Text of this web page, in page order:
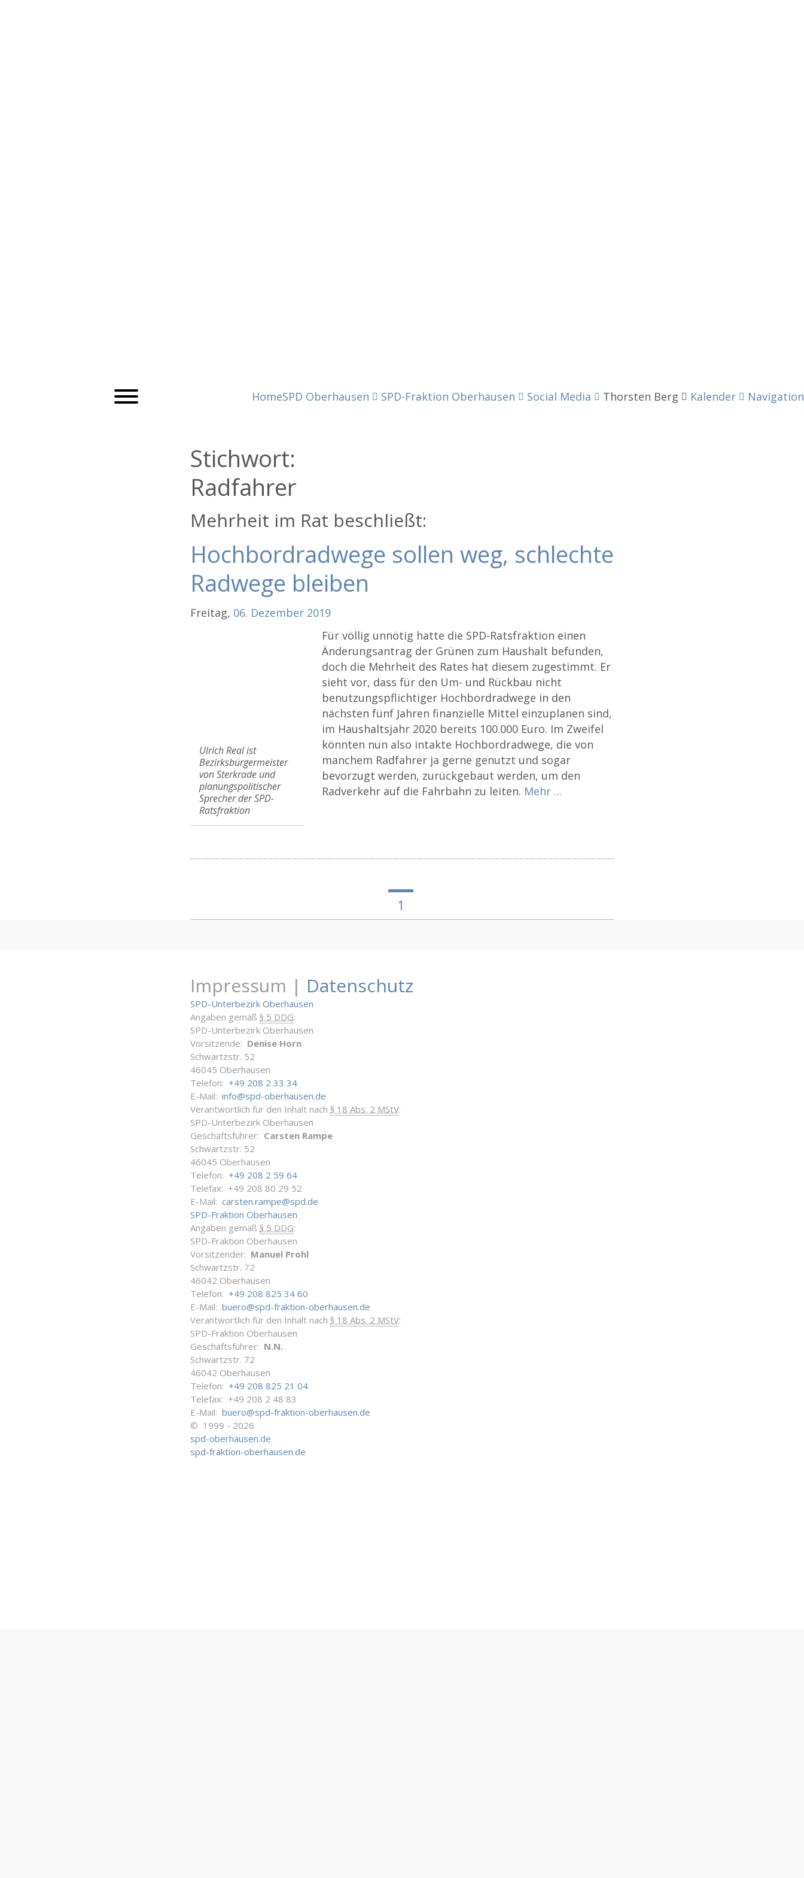
HomeSPD Oberhausen SPD-Fraktion Oberhausen Social Media Thorsten Berg Kalender Navigation
Stichwort:
Radfahrer
Mehrheit im Rat beschließt:
Hochbordradwege sollen weg, schlechte
Radwege bleiben
Freitag, 06. Dezember 2019
Ulrich Real ist
Bezirksbürgermeister
von Sterkrade und
planungspolitischer
Sprecher der SPD-
Ratsfraktion
Für völlig unnötig hatte die SPD-Ratsfraktion einen
Änderungsantrag der Grünen zum Haushalt befunden,
doch die Mehrheit des Rates hat diesem zugestimmt. Er
sieht vor, dass für den Um- und Rückbau nicht
benutzungspflichtiger Hochbordradwege in den
nächsten fünf Jahren finanzielle Mittel einzuplanen sind,
im Haushaltsjahr 2020 bereits 100.000 Euro. Im Zweifel
könnten nun also intakte Hochbordradwege, die von
manchem Radfahrer ja gerne genutzt und sogar
bevorzugt werden, zurückgebaut werden, um den
Radverkehr auf die Fahrbahn zu leiten. Mehr …
1
Impressum | Datenschutz
SPD-Unterbezirk Oberhausen
Angaben gemäß § 5 DDG:
SPD-Unterbezirk Oberhausen
Vorsitzende: Denise Horn
Schwartzstr. 52
46045 Oberhausen
Telefon: +49 208 2 33 34
E-Mail: info@spd-oberhausen.de
Verantwortlich für den Inhalt nach § 18 Abs. 2 MStV:
SPD-Unterbezirk Oberhausen
Geschäftsführer: Carsten Rampe
Schwartzstr. 52
46045 Oberhausen
Telefon: +49 208 2 59 64
Telefax: +49 208 80 29 52
E-Mail: carsten.rampe@spd.de
SPD-Fraktion Oberhausen
Angaben gemäß § 5 DDG:
SPD-Fraktion Oberhausen
Vorsitzender: Manuel Prohl
Schwartzstr. 72
46042 Oberhausen
Telefon: +49 208 825 34 60
E-Mail: buero@spd-fraktion-oberhausen.de
Verantwortlich für den Inhalt nach § 18 Abs. 2 MStV:
SPD-Fraktion Oberhausen
Geschäftsführer: N.N.
Schwartzstr. 72
46042 Oberhausen
Telefon: +49 208 825 21 04
Telefax: +49 208 2 48 83
E-Mail: buero@spd-fraktion-oberhausen.de
© 1999 - 2026
spd-oberhausen.de
spd-fraktion-oberhausen.de